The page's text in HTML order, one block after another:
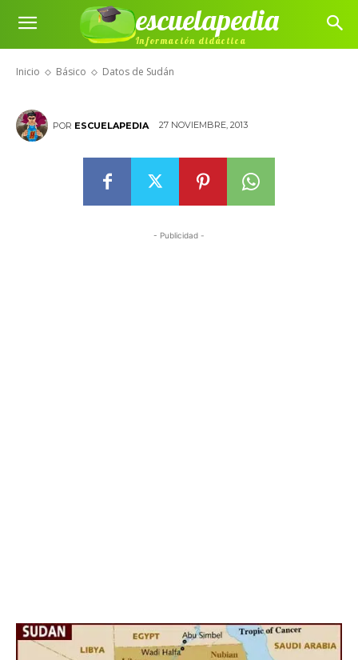
escuelapedia
Información didáctica
Inicio Básico Datos de Sudán
Datos de Sudán
POR ESCUELAPEDIA 27 NOVIEMBRE, 2013
- Publicidad -